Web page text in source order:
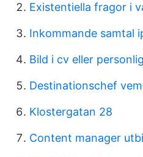
Existentiella fragor i
Inkommande samtal
Bild i cv eller
Destinationschef
Klostergatan 28
Content manager